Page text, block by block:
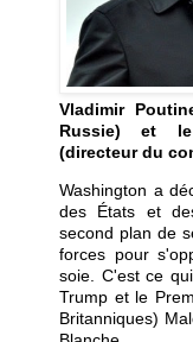
Vladimir
Russie) et le
(directeur du
Washington a
des États et
second plan de
forces pour
soie. C'est ce
Trump et le
Britanniques)